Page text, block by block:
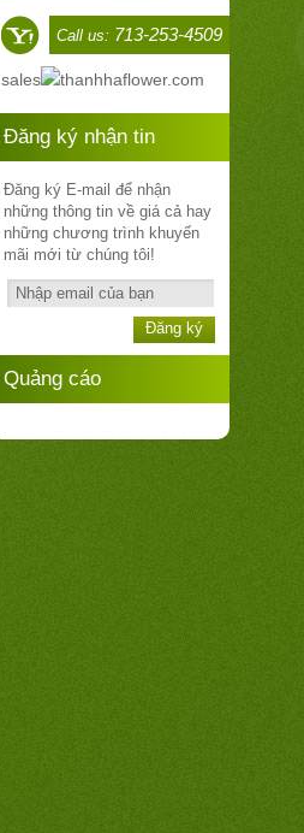
Call us: 713-253-4509
sales thanhhaflower.com
Đăng ký nhận tin
Đăng ký E-mail để nhận
những thông tin về giá cả hay
những chương trình khuyến
mãi mới từ chúng tôi!
Đăng ký
Quảng cáo